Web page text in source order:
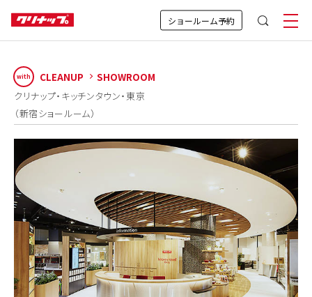
ショールーム予約
with CLEANUP SHOWROOM
クリナップ・キッチンタウン・東京
（新宿ショールーム）